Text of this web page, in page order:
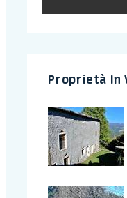
Proprietà In